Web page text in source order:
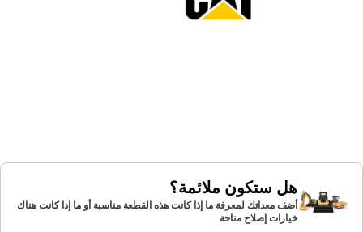
هل ستكون ملائمة؟
أضف معداتك لمعرفة ما إذا كانت هذه القطعة مناسبة أو ما إذا كانت هناك
خيارات إصلاح متاحة